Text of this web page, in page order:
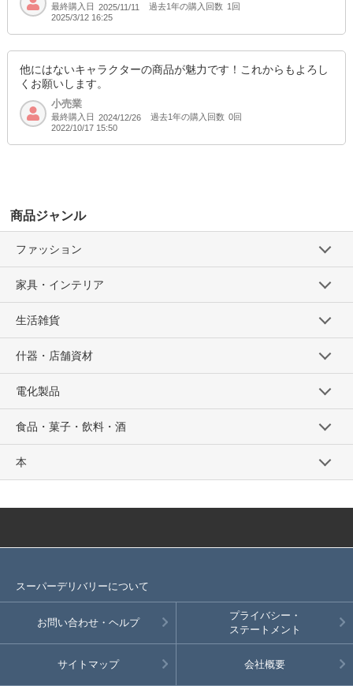
最終購入日 2025/11/11 過去1年の購入回数 1回
2025/3/12 16:25
他にはないキャラクターの商品が魅力です！これからもよろし
くお願いします。
小売業
最終購入日 2024/12/26 過去1年の購入回数 0回
2022/10/17 15:50
商品ジャンル
ファッション
家具・インテリア
生活雑貨
什器・店舗資材
電化製品
食品・菓子・飲料・酒
本
スーパーデリバリーについて
お問い合わせ・ヘルプ
プライバシー・
ステートメント
サイトマップ 会社概要